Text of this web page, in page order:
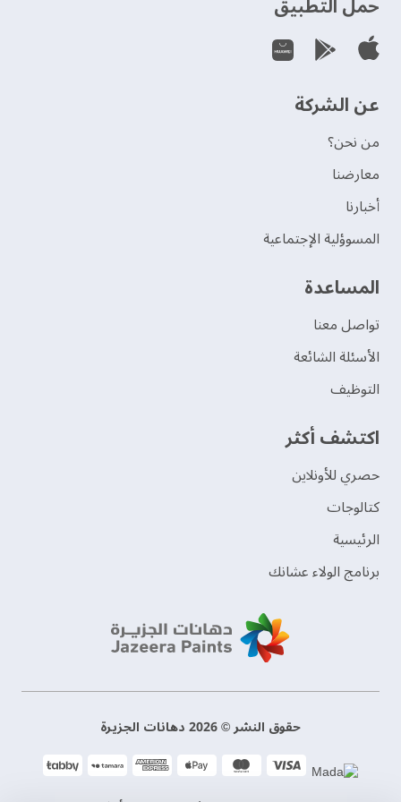
عن الشركة
من نحن؟
‫معارضنا‬
‫أخبارنا‬
المسوؤلية الإجتماعية
‫المساعدة‬
تواصل معنا
الأسئلة الشائعة
التوظيف
اكتشف أكثر
حصري للأونلاين
‫كتالوجات‬
الرئيسية
برنامج الولاء عشانك
حقوق النشر © 2026 دهانات الجزيرة